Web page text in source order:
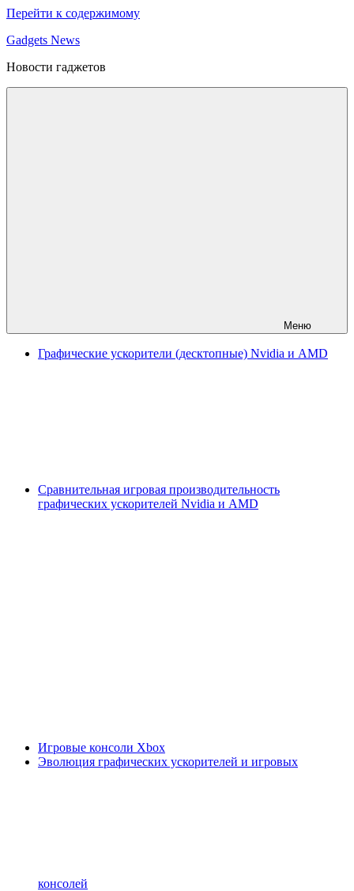
Перейти к содержимому
Gadgets News
Новости гаджетов
Меню
Графические ускорители (десктопные) Nvidia и AMD
Сравнительная игровая производительность
графических ускорителей Nvidia и AMD
Игровые консоли Xbox
Эволюция графических ускорителей и игровых
консолей